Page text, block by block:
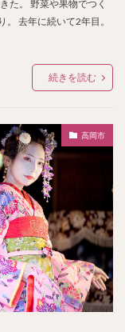
た。 野菜や果物でつく
去年に続いて2年目。
続きを読む
高岡市